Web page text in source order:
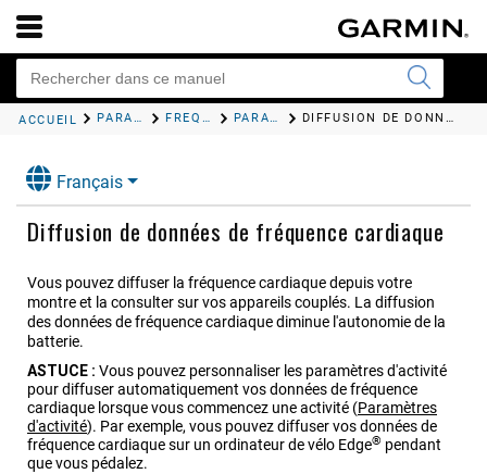
ACCUEIL PARAMÈTRES DE SANTÉ ET DE BIEN-ÊTRE FRÉQUENCE CARDIAQUE AU POIGNET PARAMÈTRES DU MONITEUR DE FRÉQUENCE CARDIAQUE AU POIGNET DIFFUSION DE DONNÉES DE FRÉQUENCE CARDIAQUE
Français
Diffusion de données de fréquence cardiaque
Vous pouvez diffuser la fréquence cardiaque depuis votre
montre et la consulter sur vos appareils couplés. La diffusion
des données de fréquence cardiaque diminue l'autonomie de la
batterie.
ASTUCE : Vous pouvez personnaliser les paramètres d'activité
pour diffuser automatiquement vos données de fréquence
cardiaque lorsque vous commencez une activité (Paramètres
d'activité). Par exemple, vous pouvez diffuser vos données de
fréquence cardiaque sur un ordinateur de vélo Edge® pendant
que vous pédalez.